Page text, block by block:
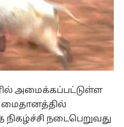
அமைக்கப்பட்டுள்ள
மைதானத்தில்
நடைபெறுவது